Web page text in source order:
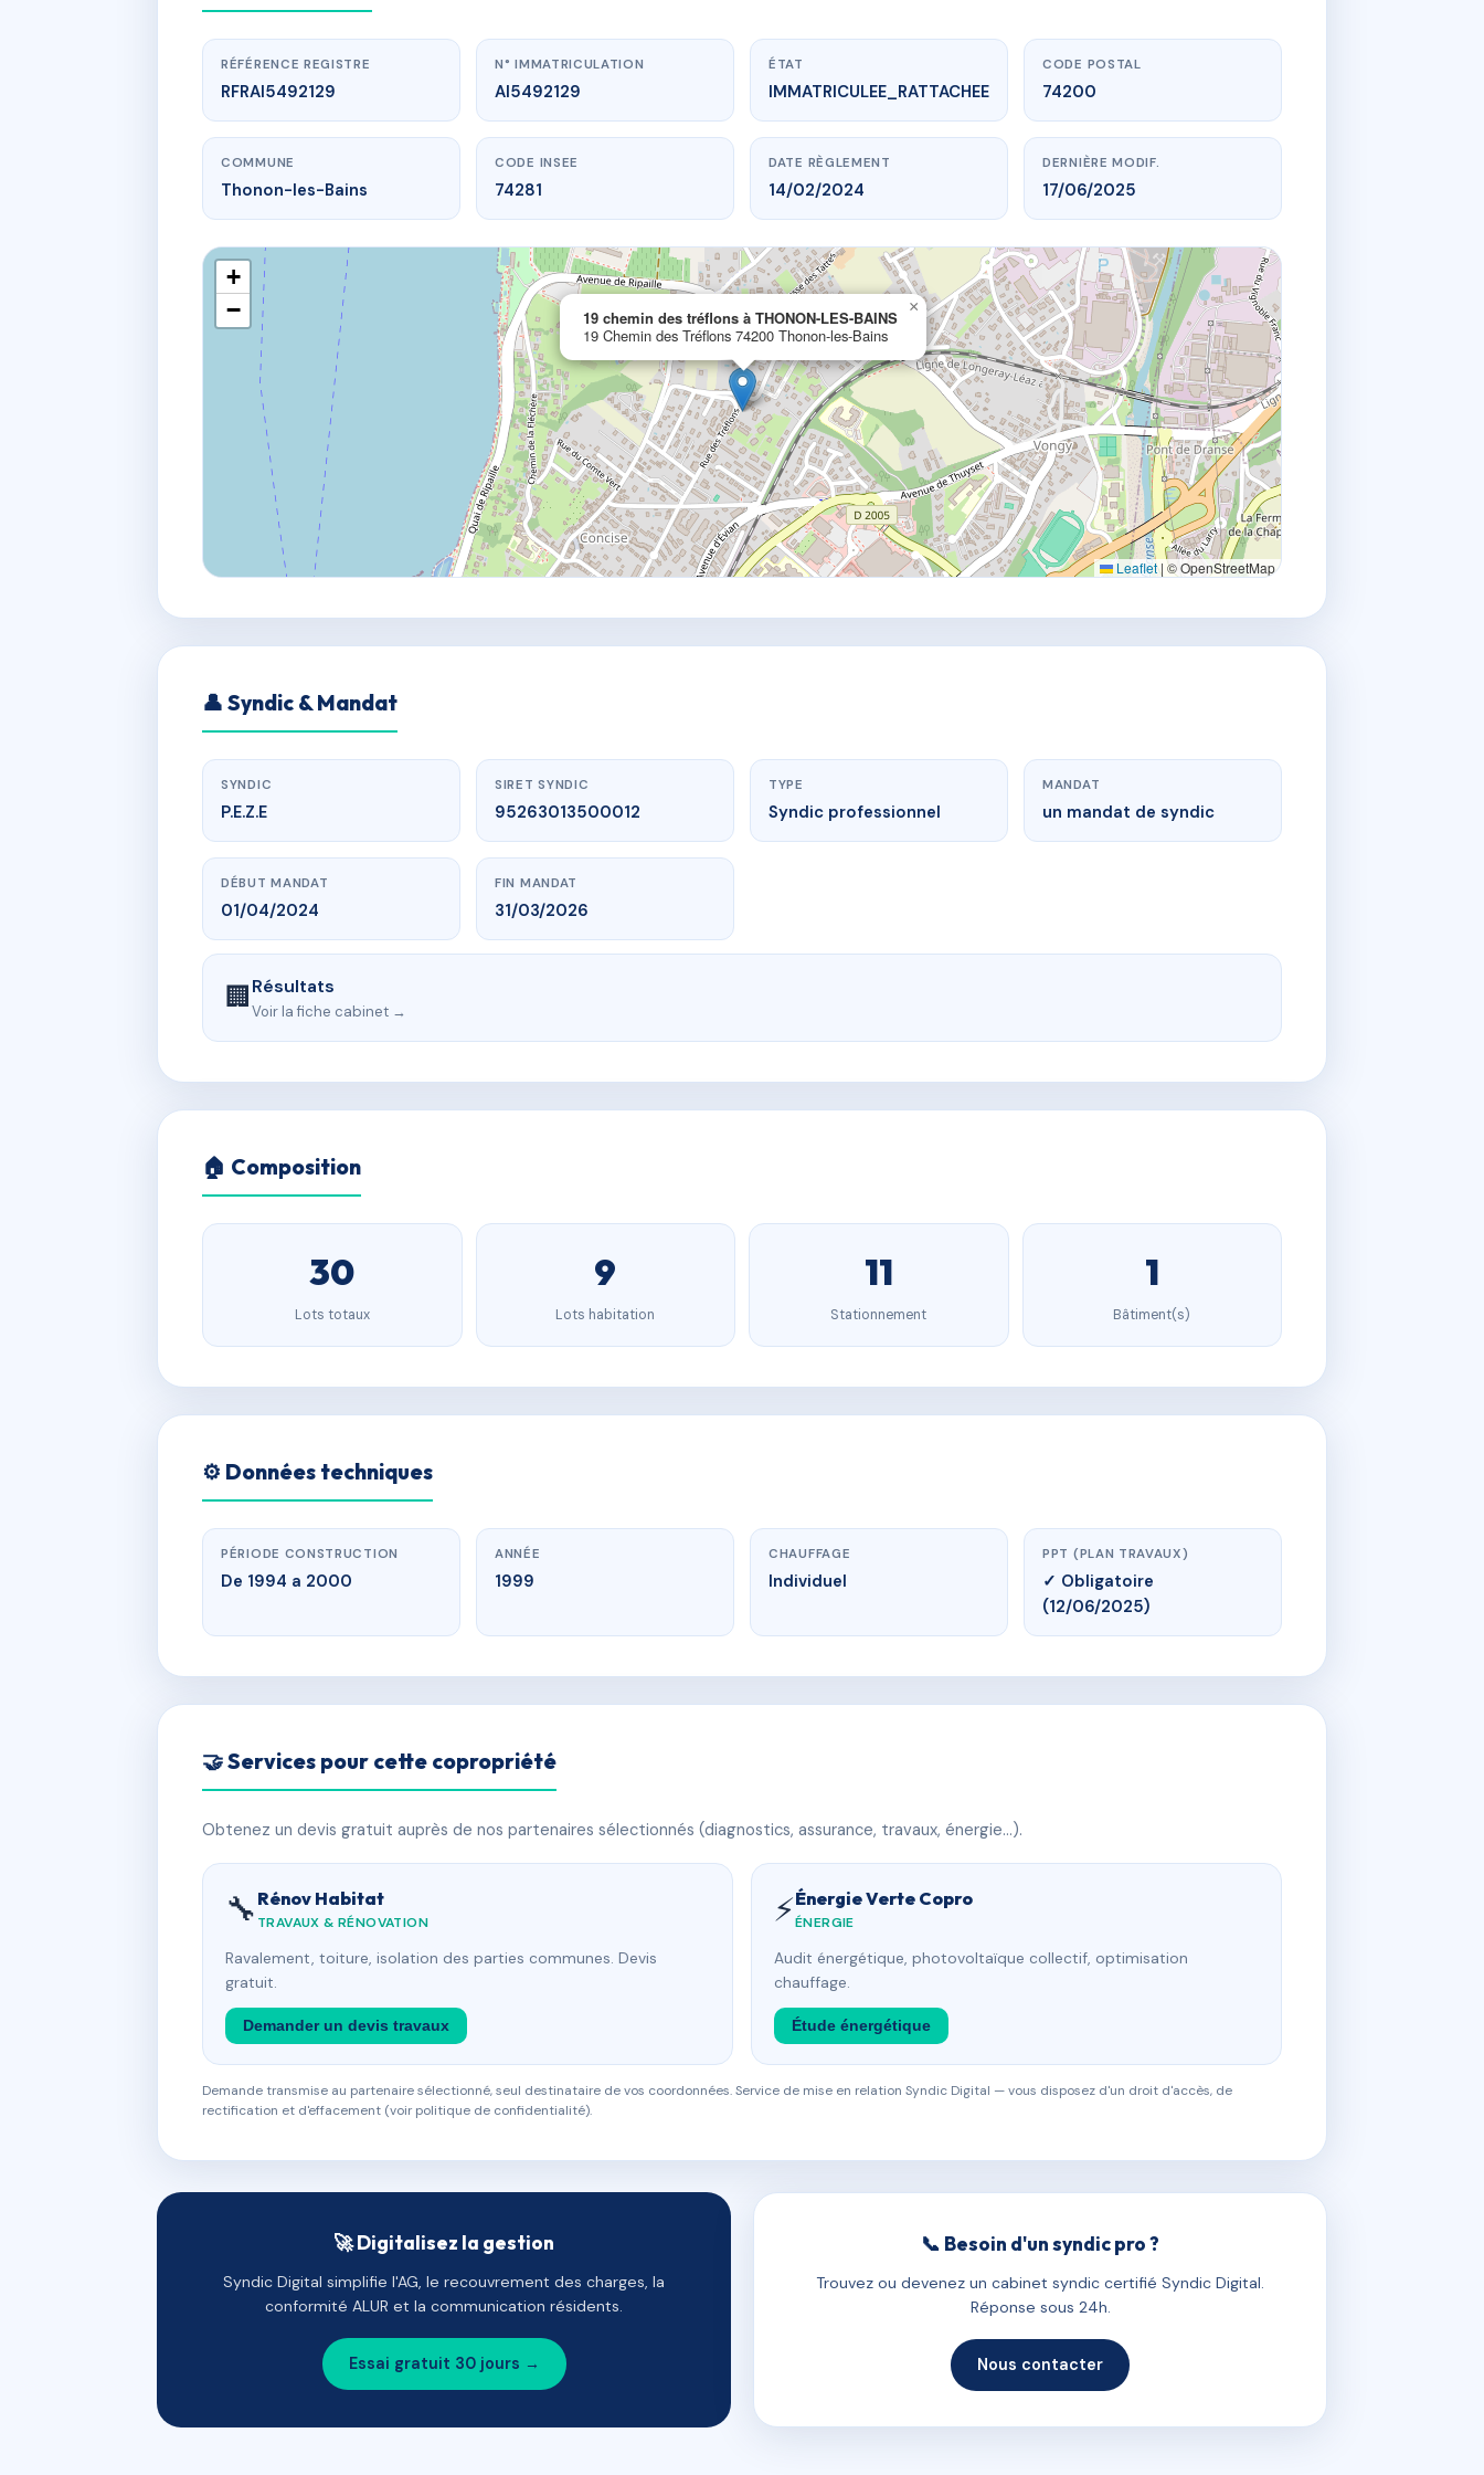
www.vme.plus/AI5492129
19 chemin des tréflons à THONON-LES-BAINS
19 Chemin des Tréflons74200 Thonon-les-Bains
RÉFÉRENCE REGISTRE
RFRAI5492129
N° IMMATRICULATION
AI5492129
ÉTAT
IMMATRICULEE_RATTACHEE
CODE POSTAL
74200
COMMUNE
Thonon-les-Bains
CODE INSEE
74281
DATE RÈGLEMENT
14/02/2024
DERNIÈRE MODIF.
17/06/2025
19 chemin des tréflons à THONON-LES-BAINS
19 Chemin des Tréflons 74200 Thonon-les-Bains
×
+
−
Leaflet | © OpenStreetMap
👤 Syndic & Mandat
SYNDIC
P.E.Z.E
SIRET SYNDIC
95263013500012
TYPE
Syndic professionnel
MANDAT
un mandat de syndic
DÉBUT MANDAT
01/04/2024
FIN MANDAT
31/03/2026
🏢Résultats
Voir la fiche cabinet →
🏠 Composition
30
Lots totaux
9
Lots habitation
11
Stationnement
1
Bâtiment(s)
⚙️ Données techniques
PÉRIODE CONSTRUCTION
De 1994 a 2000
ANNÉE
1999
CHAUFFAGE
Individuel
PPT (PLAN TRAVAUX)
✓ Obligatoire
(12/06/2025)
🤝 Services pour cette copropriété
Obtenez un devis gratuit auprès de nos partenaires sélectionnés (diagnostics, assurance, travaux, énergie…).
🔧 Rénov Habitat
TRAVAUX & RÉNOVATION
Ravalement, toiture, isolation des parties communes. Devis
gratuit.
Demander un devis travaux
⚡Énergie Verte Copro
ÉNERGIE
Audit énergétique, photovoltaïque collectif, optimisation
chauffage.
Étude énergétique
Demande transmise au partenaire sélectionné, seul destinataire de vos coordonnées. Service de mise en relation Syndic Digital — vous disposez d'un droit d'accès, de
rectification et d'effacement (voir politique de confidentialité).
🚀 Digitalisez la gestion
Syndic Digital simplifie l'AG, le recouvrement des charges, la
conformité ALUR et la communication résidents.
Essai gratuit 30 jours →
📞 Besoin d'un syndic pro ?
Trouvez ou devenez un cabinet syndic certifié Syndic Digital.
Réponse sous 24h.
Nous contacter